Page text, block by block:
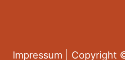
Impressum | Copyright